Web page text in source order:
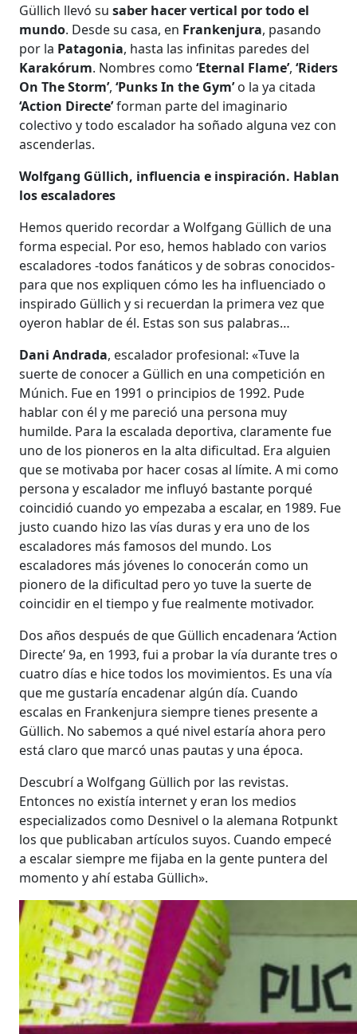
Güllich llevó su saber hacer vertical por todo el
mundo. Desde su casa, en Frankenjura, pasando
por la Patagonia, hasta las infinitas paredes del
Karakórum. Nombres como ‘Eternal Flame’, ‘Riders
On The Storm’, ‘Punks In the Gym’o la ya citada
‘Action Directe’forman parte del imaginario
colectivo y todo escalador ha soñado alguna vez con
ascenderlas.
Wolfgang Güllich, influencia e inspiración. Hablan
los escaladores
Hemos querido recordar a Wolfgang Güllich de una
forma especial. Por eso, hemos hablado con varios
escaladores -todos fanáticos y de sobras conocidos-
para que nos expliquen cómo les ha influenciado o
inspirado Güllich y si recuerdan la primera vez que
oyeron hablar de él. Estas son sus palabras…
Dani Andrada, escalador profesional: «Tuve la
suerte de conocer a Güllich en una competición en
Múnich. Fue en 1991 o principios de 1992. Pude
hablar con él y me pareció una persona muy
humilde. Para la escalada deportiva, claramente fue
uno de los pioneros en la alta dificultad. Era alguien
que se motivaba por hacer cosas al límite. A mi como
persona y escalador me influyó bastante porqué
coincidió cuando yo empezaba a escalar, en 1989. Fue
justo cuando hizo las vías duras y era uno de los
escaladores más famosos del mundo. Los
escaladores más jóvenes lo conocerán como un
pionero de la dificultad pero yo tuve la suerte de
coincidir en el tiempo y fue realmente motivador.
Dos años después de que Güllich encadenara ‘Action
Directe’ 9a, en 1993, fui a probar la vía durante tres o
cuatro días e hice todos los movimientos. Es una vía
que me gustaría encadenar algún día. Cuando
escalas en Frankenjura siempre tienes presente a
Güllich. No sabemos a qué nivel estaría ahora pero
está claro que marcó unas pautas y una época.
Descubrí a Wolfgang Güllich por las revistas.
Entonces no existía internet y eran los medios
especializados como Desnivel o la alemana Rotpunkt
los que publicaban artículos suyos. Cuando empecé
a escalar siempre me fijaba en la gente puntera del
momento y ahí estaba Güllich».